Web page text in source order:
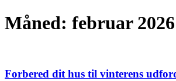
Måned: februar 2026
Forbered dit hus til vinterens